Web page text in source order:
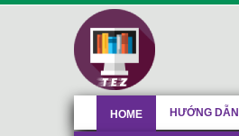
HOME HƯỚNG